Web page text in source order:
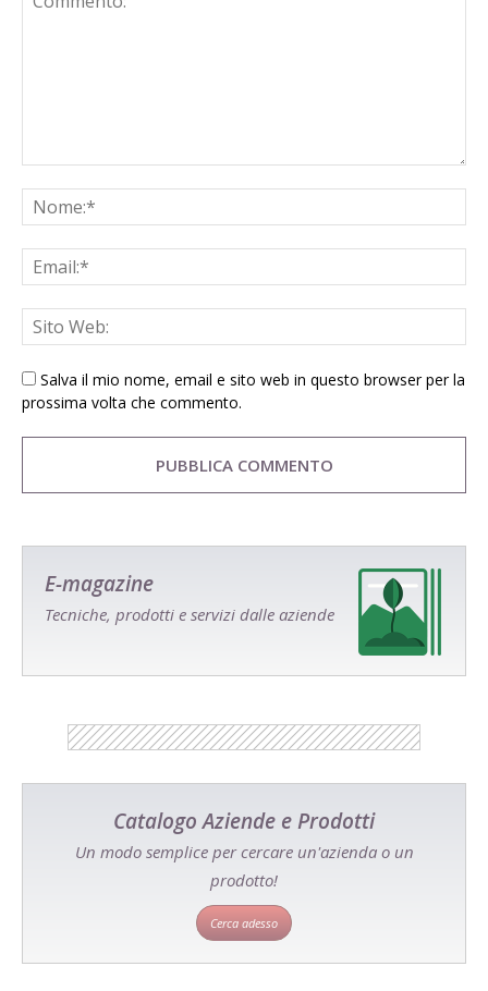
Salva il mio nome, email e sito web in questo browser per la
prossima volta che commento.
E-magazine
Tecniche, prodotti e servizi dalle aziende
Catalogo Aziende e Prodotti
Un modo semplice per cercare un'azienda o un
prodotto!
Cerca adesso